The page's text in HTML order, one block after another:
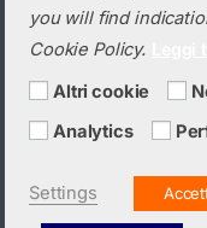
Hai
you will find
Cookie Policy.
Altri cookie
Analytics
Settings